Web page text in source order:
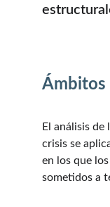
Ámbitos
El análisis
crisis se
en los que
sometidos a